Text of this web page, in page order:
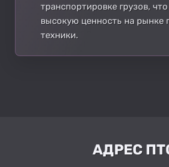
транспортировке грузов,
высокую ценность на рынке
техники.
АДРЕС